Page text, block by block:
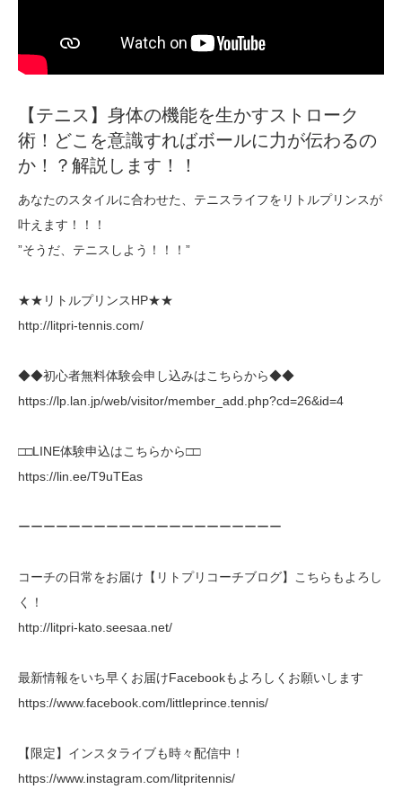
【テニス】身体の機能を生かすストローク
術！どこを意識すればボールに力が伝わるの
か！？解説します！！
あなたのスタイルに合わせた、テニスライフをリトルプリンスが
叶えます！！！
”そうだ、テニスしよう！！！”
★★リトルプリンスHP★★
http://litpri-tennis.com/
◆◆初心者無料体験会申し込みはこちらから◆◆
https://lp.lan.jp/web/visitor/member_add.php?cd=26&id=4
□□LINE体験申込はこちらから□□
https://lin.ee/T9uTEas
ーーーーーーーーーーーーーーーーーーーーー
コーチの日常をお届け【リトプリコーチブログ】こちらもよろし
く！
http://litpri-kato.seesaa.net/
最新情報をいち早くお届けFacebookもよろしくお願いします
https://www.facebook.com/littleprince.tennis/
【限定】インスタライブも時々配信中！
https://www.instagram.com/litpritennis/